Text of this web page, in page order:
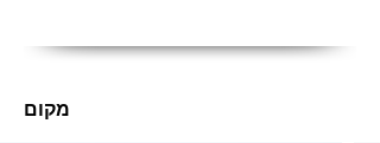
מקום